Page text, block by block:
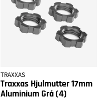
TRAXXAS
Traxxas Hjulmutter 17mm
Aluminium Grå (4)